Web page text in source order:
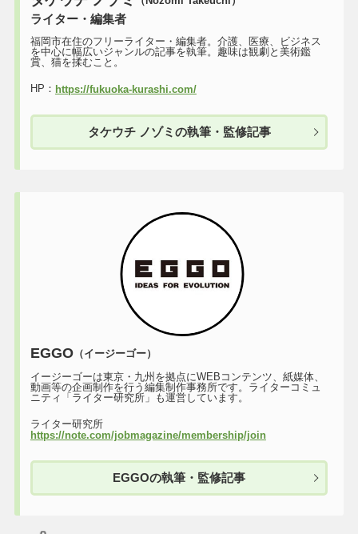
ライター・編集者
福岡市在住のフリーライター・編集者。介護、医療、ビジネス
を中心に幅広いジャンルの記事を執筆。趣味は観劇と美術鑑
賞、猫を揉むこと。
HP： https://fukuoka-kurashi.com/
タケウチ ノゾミの執筆・監修記事
EGGO（イージーゴー）
イージーゴーは東京・九州を拠点にWEBコンテンツ、紙媒体、
動画等の企画制作を行う編集制作事務所です。ライターコミュ
ニティ「ライター研究所」も運営しています。
ライター研究所
https://note.com/jobmagazine/membership/join
EGGOの執筆・監修記事